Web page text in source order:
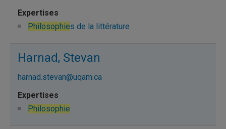
Philosophies de la littérature
Harnad, Stevan
harnad.stevan@uqam.ca
Philosophie